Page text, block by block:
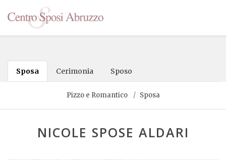
Sposa Cerimonia Sposo
Pizzo e Romantico Sposa
NICOLE SPOSE ALDARI